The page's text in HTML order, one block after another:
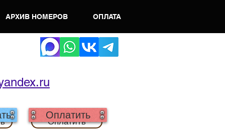
АРХИВ НОМЕРОВ ОПЛАТА
Оплатить
Оплатить